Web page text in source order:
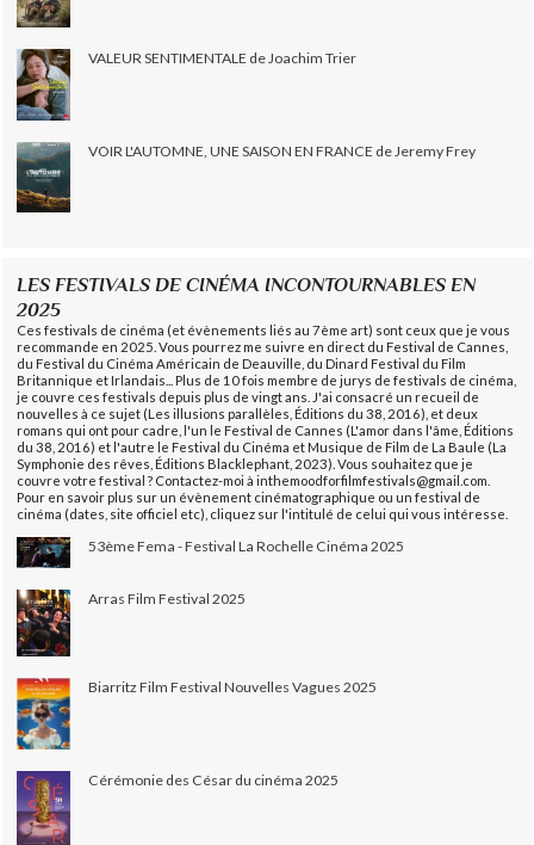
VALEUR SENTIMENTALE de Joachim Trier
VOIR L'AUTOMNE, UNE SAISON EN FRANCE de Jeremy Frey
LES FESTIVALS DE CINÉMA INCONTOURNABLES EN
2025
Ces festivals de cinéma (et évènements liés au 7ème art) sont ceux que je vous
recommande en 2025. Vous pourrez me suivre en direct du Festival de Cannes,
du Festival du Cinéma Américain de Deauville, du Dinard Festival du Film
Britannique et Irlandais... Plus de 10 fois membre de jurys de festivals de cinéma,
je couvre ces festivals depuis plus de vingt ans. J'ai consacré un recueil de
nouvelles à ce sujet (Les illusions parallèles, Éditions du 38, 2016), et deux
romans qui ont pour cadre, l'un le Festival de Cannes (L'amor dans l'âme, Éditions
du 38, 2016) et l'autre le Festival du Cinéma et Musique de Film de La Baule (La
Symphonie des rêves, Éditions Blacklephant, 2023). Vous souhaitez que je
couvre votre festival ? Contactez-moi à inthemoodforfilmfestivals@gmail.com.
Pour en savoir plus sur un évènement cinématographique ou un festival de
cinéma (dates, site officiel etc), cliquez sur l'intitulé de celui qui vous intéresse.
53ème Fema - Festival La Rochelle Cinéma 2025
Arras Film Festival 2025
Biarritz Film Festival Nouvelles Vagues 2025
Cérémonie des César du cinéma 2025